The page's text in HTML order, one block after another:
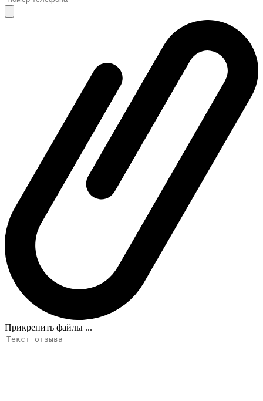
Прикрепить файлы ...